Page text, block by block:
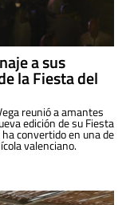
a sus
la Fiesta del
reunió a amantes
edición de su Fiesta
ha convertido en una de
valenciano.